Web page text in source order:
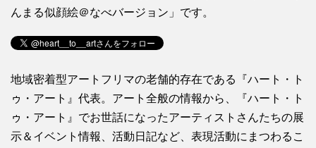
んまる似顔絵＠なべバージョン」です。
地域密着型アートフリマの老舗的存在である『ハート・ト
ゥ・アート』代表。アート全般の情報から、『ハート・ト
ゥ・アート』でお世話になったアーティストさんたちの展
示＆イベント情報、活動日記など、表現活動にまつわるこ